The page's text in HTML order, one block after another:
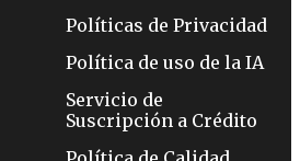
Políticas de Privacidad
Política de uso de la IA
Servicio de
Suscripción a Crédito